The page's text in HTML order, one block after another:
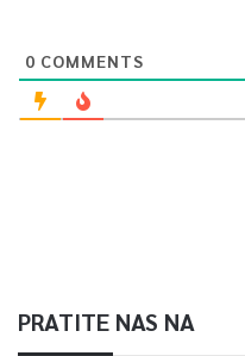
0 COMMENTS
PRATITE NAS NA